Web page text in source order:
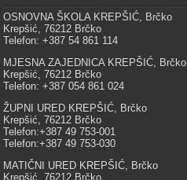
OSNOVNA ŠKOLA KREPŠIĆ, Brčko
Krepšić, 76212 Brčko
Telefon: +387 54 861 114
MJESNA ZAJEDNICA KREPŠIĆ, Brčko
Krepšić, 76212 Brčko
Telefon: +387 054 861 024
ŽUPNI URED KREPŠIĆ, Brčko
Krepšić, 76212 Brčko
Telefon:+387 49 753-001
Telefon:+387 49 753-030
MATIČNI URED KREPŠIĆ, Brčko
Krepšić, 76212 Brčko